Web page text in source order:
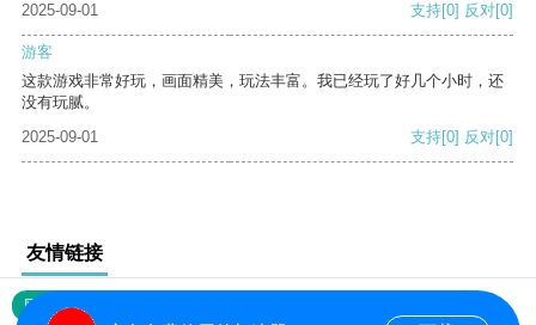
2025-09-01 支持[0] 反对[0]
游客
这款游戏非常好玩，画面精美，玩法丰富。我已经玩了好几个小时，还
没有玩腻。
2025-09-01
支持[0] 反对[0]
友情链接
网站地图